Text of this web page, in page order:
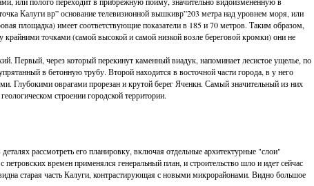
Калуги вр” основание телевизионной вышкивр”203 метра над уровнем моря, или
площадка) имеет соответствующие показатели в 185 и 70 метров. Таким образом,
точками (самой высокой и самой низкой возле береговой кромки) они не
Первый, через который перекинут каменный виадук, напоминает лесистое ущелье, по
в бетонную трубу. Второй находится в восточной части города, в у него
Глубокими оврагами прорезан и крутой берег Яченкн. Самый значительный из них
строении городской территории.
рассмотреть его планировку, включая отдельные архитектурные "слои"
времен применялся генеральный план, и строительство шло и идет сейчас
старая часть Калуги, контрастирующая с новыми микрорайонами. Видно большое